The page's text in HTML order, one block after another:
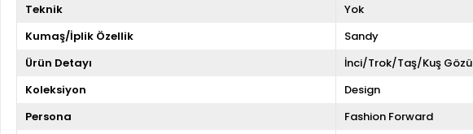
Teknik
Yok
Kumaş/İplik Özellik
Sandy
Ürün Detayı
İnci/Trok/Taş/Kuş Gözü
Koleksiyon
Design
Persona
Fashion Forward